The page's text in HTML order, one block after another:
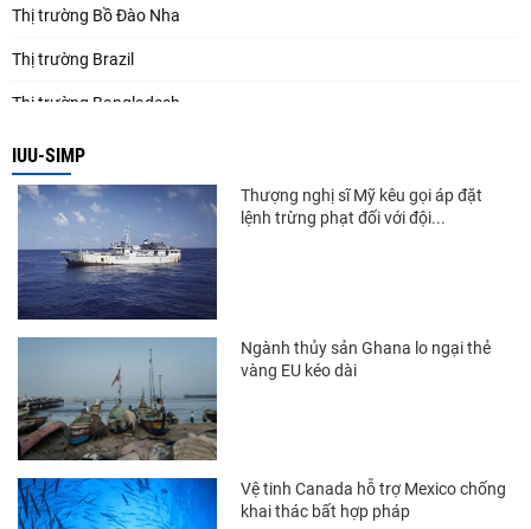
Thị trường Bồ Đào Nha
Thị trường Brazil
Thị trường Bangladesh
Thị trường Chile
Thị trường Canada
Thị trường Ecuador
Thị trường EU
Thị trường Indonesia
Thị trường Mexico
Thị trường Mỹ
Thị trường Nga
Thị trường Hàn Quốc
IUU-SIMP
Thượng nghị sĩ Mỹ kêu gọi áp đặt
lệnh trừng phạt đối với đội...
Ngành thủy sản Ghana lo ngại thẻ
vàng EU kéo dài
Vệ tinh Canada hỗ trợ Mexico chống
khai thác bất hợp pháp